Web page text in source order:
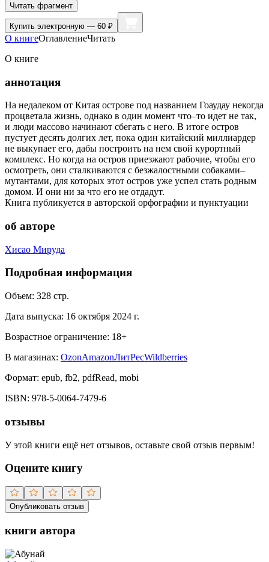
Читать фрагмент
Купить электронную — 60 ₽
О книгеОглавлениеЧитать
О книге
аннотация
На недалеком от Китая острове под названием Гоаудау некогда
процветала жизнь, однако в один момент что–то идет не так,
и люди массово начинают сбегать с него. В итоге остров
пустует десять долгих лет, пока один китайский миллиардер
не выкупает его, дабы построить на нем свой курортный
комплекс. Но когда на остров приезжают рабочие, чтобы его
осмотреть, они сталкиваются с безжалостными собаками–
мутантами, для которых этот остров уже успел стать родным
домом. И они ни за что его не отдадут.
Книга публикуется в авторской орфографии и пунктуации
об авторе
Хисао Мируда
Подробная информация
Объем: 328 стр.
Дата выпуска: 16 октября 2024 г.
Возрастное ограничение: 18+
В магазинах: OzonAmazonЛитРесWildberries
Формат: epub, fb2, pdfRead, mobi
ISBN: 978-5-0064-7479-6
отзывы
У этой книги ещё нет отзывов, оставьте свой отзыв первым!
Оцените книгу
Опубликовать отзыв
книги автора